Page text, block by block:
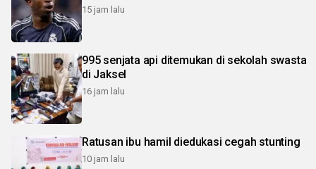
15 jam lalu
995 senjata api ditemukan di sekolah swasta
di Jaksel
16 jam lalu
Ratusan ibu hamil diedukasi cegah stunting
10 jam lalu